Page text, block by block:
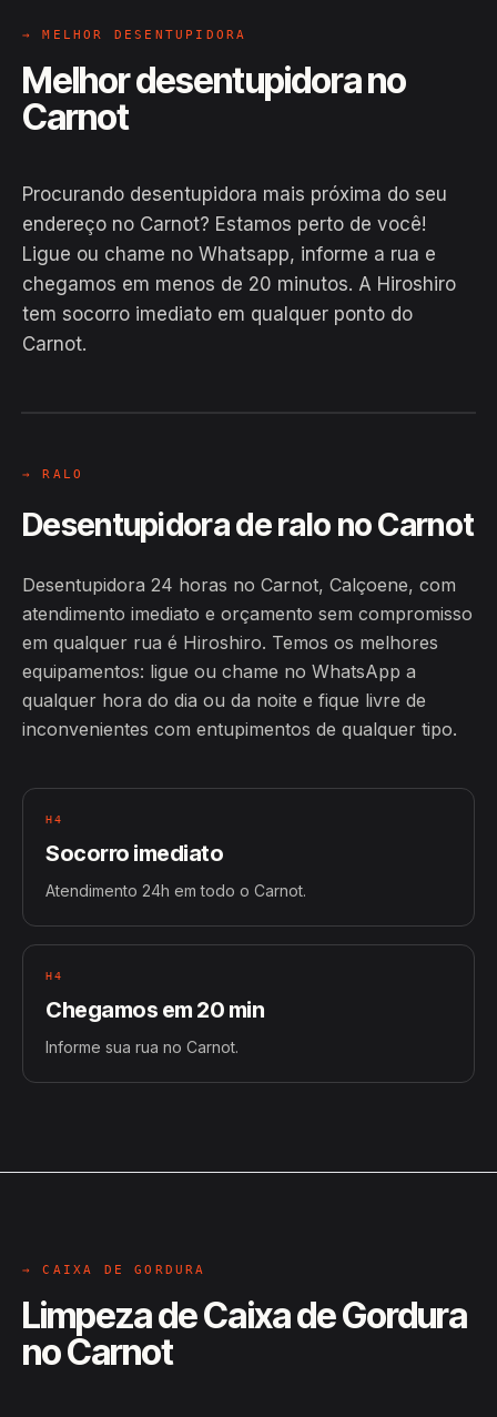
→ MELHOR DESENTUPIDORA
Melhor desentupidora no
Carnot
Procurando desentupidora mais próxima do seu
endereço no Carnot? Estamos perto de você!
Ligue ou chame no Whatsapp, informe a rua e
chegamos em menos de 20 minutos. A Hiroshiro
tem socorro imediato em qualquer ponto do
Carnot.
EM CAMPO
→ RALO
Desentupidora de ralo no Carnot
Desentupidora 24 horas no Carnot, Calçoene, com
atendimento imediato e orçamento sem compromisso
em qualquer rua é Hiroshiro. Temos os melhores
equipamentos: ligue ou chame no WhatsApp a
qualquer hora do dia ou da noite e fique livre de
inconvenientes com entupimentos de qualquer tipo.
H4
Socorro imediato
Atendimento 24h em todo o Carnot.
H4
Chegamos em 20 min
Informe sua rua no Carnot.
→ CAIXA DE GORDURA
Limpeza de Caixa de Gordura
no Carnot